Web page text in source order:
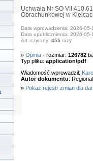
Uchwała Nr SO
Obrachunkowej w
Data wprowadzenia: 2026-05-
Data upublicznienia: 2026-05-
Art. czytany: 455razy
» Opinia- rozmiar: 126782
Typ pliku: application/pdf
Wiadomość wprowadził:
Autor dokumentu:
» Pokaż rejestr zmian dla